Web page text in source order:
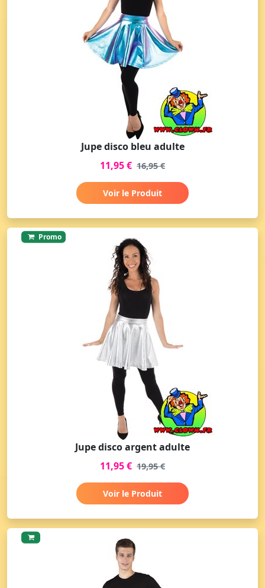
Jupe disco bleu adulte
11,95 € 16,95 €
Voir le Produit
Promo
Jupe disco argent adulte
11,95 € 19,95 €
Voir le Produit